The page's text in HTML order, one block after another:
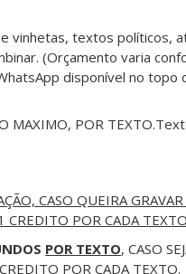
vinhetas, textos
(Orçamento varia
disponível no topo
POR
CASO QUEIRA
CREDITO POR CADA TEXTO
POR TEXTO, CASO
POR CADA TEXTO.